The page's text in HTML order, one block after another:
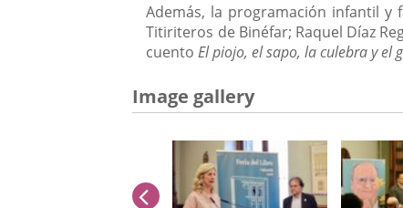
Además, la programación infantil y
Titiriteros de Binéfar; Raquel Díaz
cuentoEl piojo, el sapo, la culebra y el
Image gallery
previus